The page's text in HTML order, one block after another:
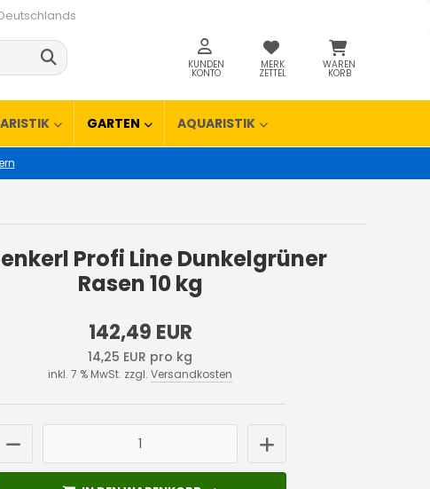
KUNDEN
KONTO
MERK
ZETTEL
WAREN
KORB
GARTEN AQUARISTIK
Profi Line Dunkelgrüner
Rasen 10 kg
142,49 EUR
14,25 EUR pro kg
inkl. 7 % MwSt. zzgl. Versandkosten